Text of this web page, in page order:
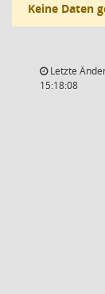
Keine Daten
Letzte
15:18:08